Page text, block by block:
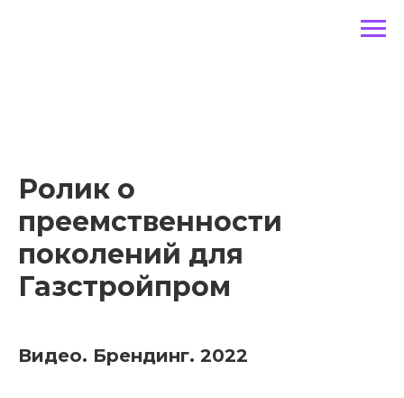
Ролик о
преемственности
поколений для
Газстройпром
Видео. Брендинг. 2022